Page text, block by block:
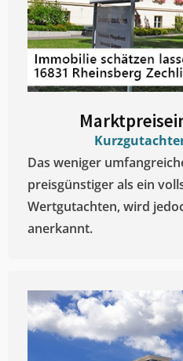
Das weniger
preisgünstiger als ein
Wertgutachten, wird
anerkannt.